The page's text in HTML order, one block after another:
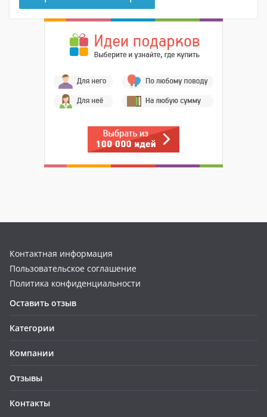
Контактная информация
Пользовательское соглашение
Политика конфиденциальности
Оставить отзыв
Категории
Компании
Отзывы
Контакты